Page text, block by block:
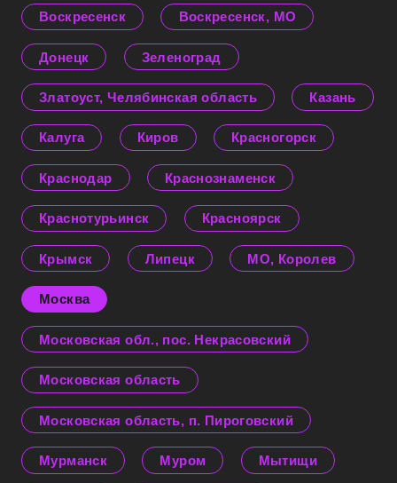
Воскресенск Воскресенск, МО
Донецк Зеленоград
Златоуст, Челябинская область Казань
Калуга Киров Красногорск
Краснодар Краснознаменск
Краснотурьинск Красноярск
Крымск Липецк МО, Королев
Москва
Московская обл., пос. Некрасовский
Московская область
Московская область, п. Пироговский
Мурманск Муром Мытищи